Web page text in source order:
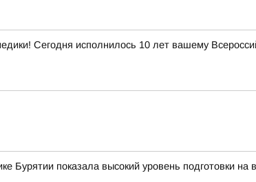
Сегодня исполнилось 10 лет вашему
показала высокий уровень подготовки на